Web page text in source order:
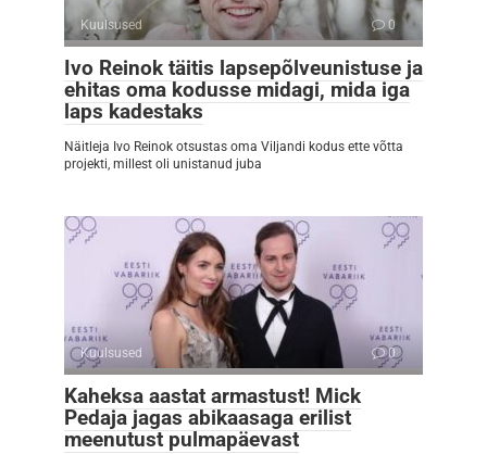
Kuulsused 0
Ivo Reinok täitis lapsepõlveunistuse ja
ehitas oma kodusse midagi, mida iga
laps kadestaks
Näitleja Ivo Reinok otsustas oma Viljandi kodus ette võtta
projekti, millest oli unistanud juba
Kuulsused 0
Kaheksa aastat armastust! Mick
Pedaja jagas abikaasaga erilist
meenutust pulmapäevast